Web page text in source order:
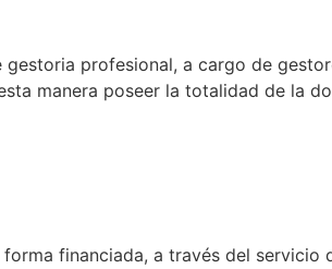
gestoria profesional, a cargo de
manera poseer la totalidad de la
financiada, a través del